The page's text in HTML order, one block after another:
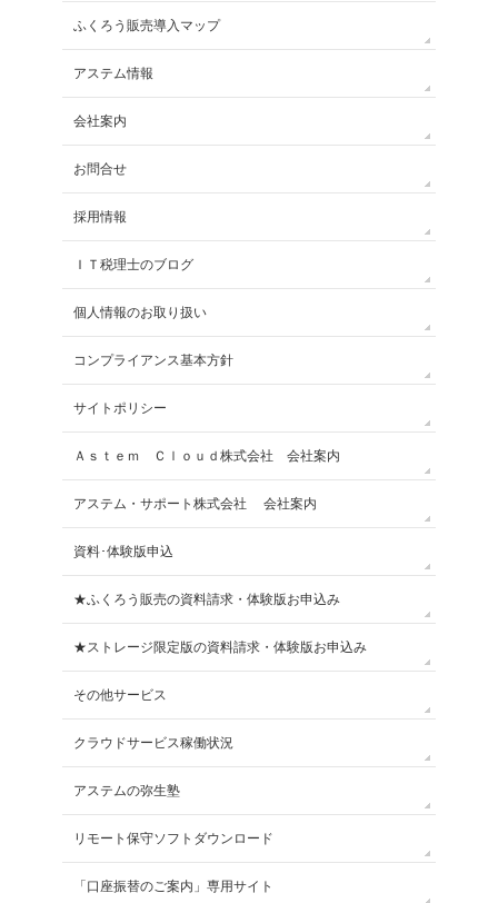
ふくろう販売導入マップ
アステム情報
会社案内
お問合せ
採用情報
ＩＴ税理士のブログ
個人情報のお取り扱い
コンプライアンス基本方針
サイトポリシー
Ａｓｔｅｍ Ｃｌｏｕｄ株式会社 会社案内
アステム・サポート株式会社 会社案内
資料･体験版申込
★ふくろう販売の資料請求・体験版お申込み
★ストレージ限定版の資料請求・体験版お申込み
その他サービス
クラウドサービス稼働状況
アステムの弥生塾
リモート保守ソフトダウンロード
「口座振替のご案内」専用サイト